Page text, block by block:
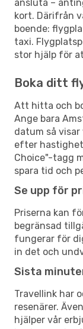
ansluta –
kort. Därifrån
boende:
taxi.
stor hjälp för
Boka ditt
Att hitta och
Ange bara
datum så
efter
Choice"-tagg
spara tid och
Se upp för
Priserna kan
begränsad
fungerar för
in det och
Sista
Travellink har
resenärer.
hjälper vår